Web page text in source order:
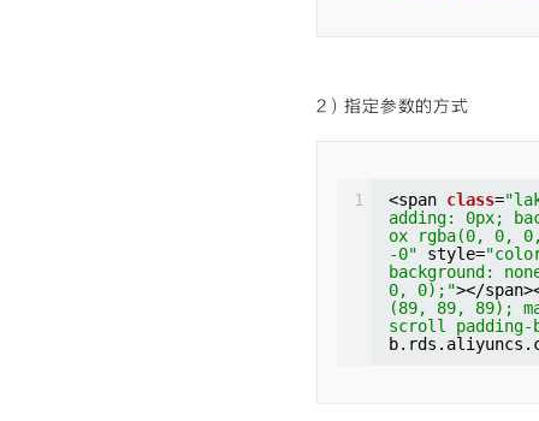
-------
padding: 0px;
box rgba(0, 0,
yle= "color:
0% / auto
8.3devel
44
59
</span></
margin: 0px;
g-box border-
2）指定参数的方式
1 <span class=
adding: 0px;
ox rgba(0, 0,
-0"
style=
background:
0, 0);"></
(89, 89, 89);
scroll